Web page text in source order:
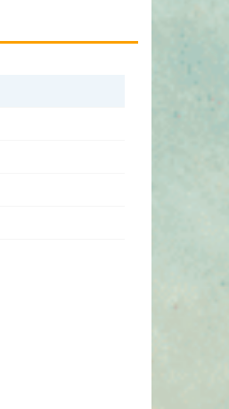
desktop, veți găsi ușor
lucru.
productivitatea și a